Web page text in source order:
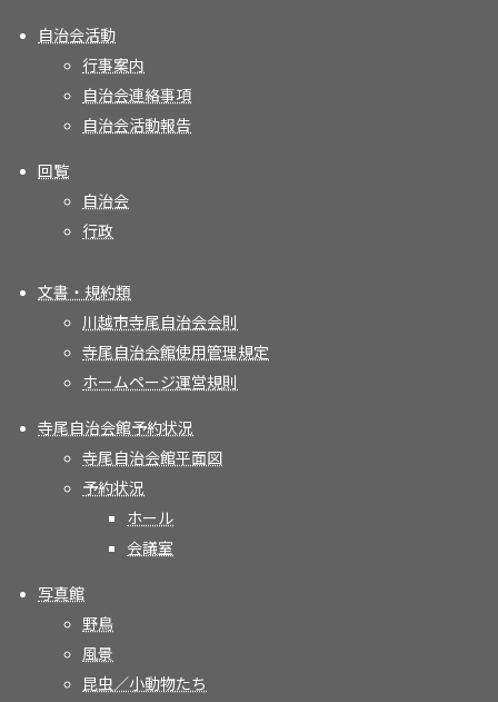
自治会活動
行事案内
自治会連絡事項
自治会活動報告
回覧
自治会
行政
文書・規約類
川越市寺尾自治会会則
寺尾自治会館使用管理規定
ホームページ運営規則
寺尾自治会館予約状況
寺尾自治会館平面図
予約状況
ホール
会議室
写真館
野鳥
風景
昆虫／小動物たち